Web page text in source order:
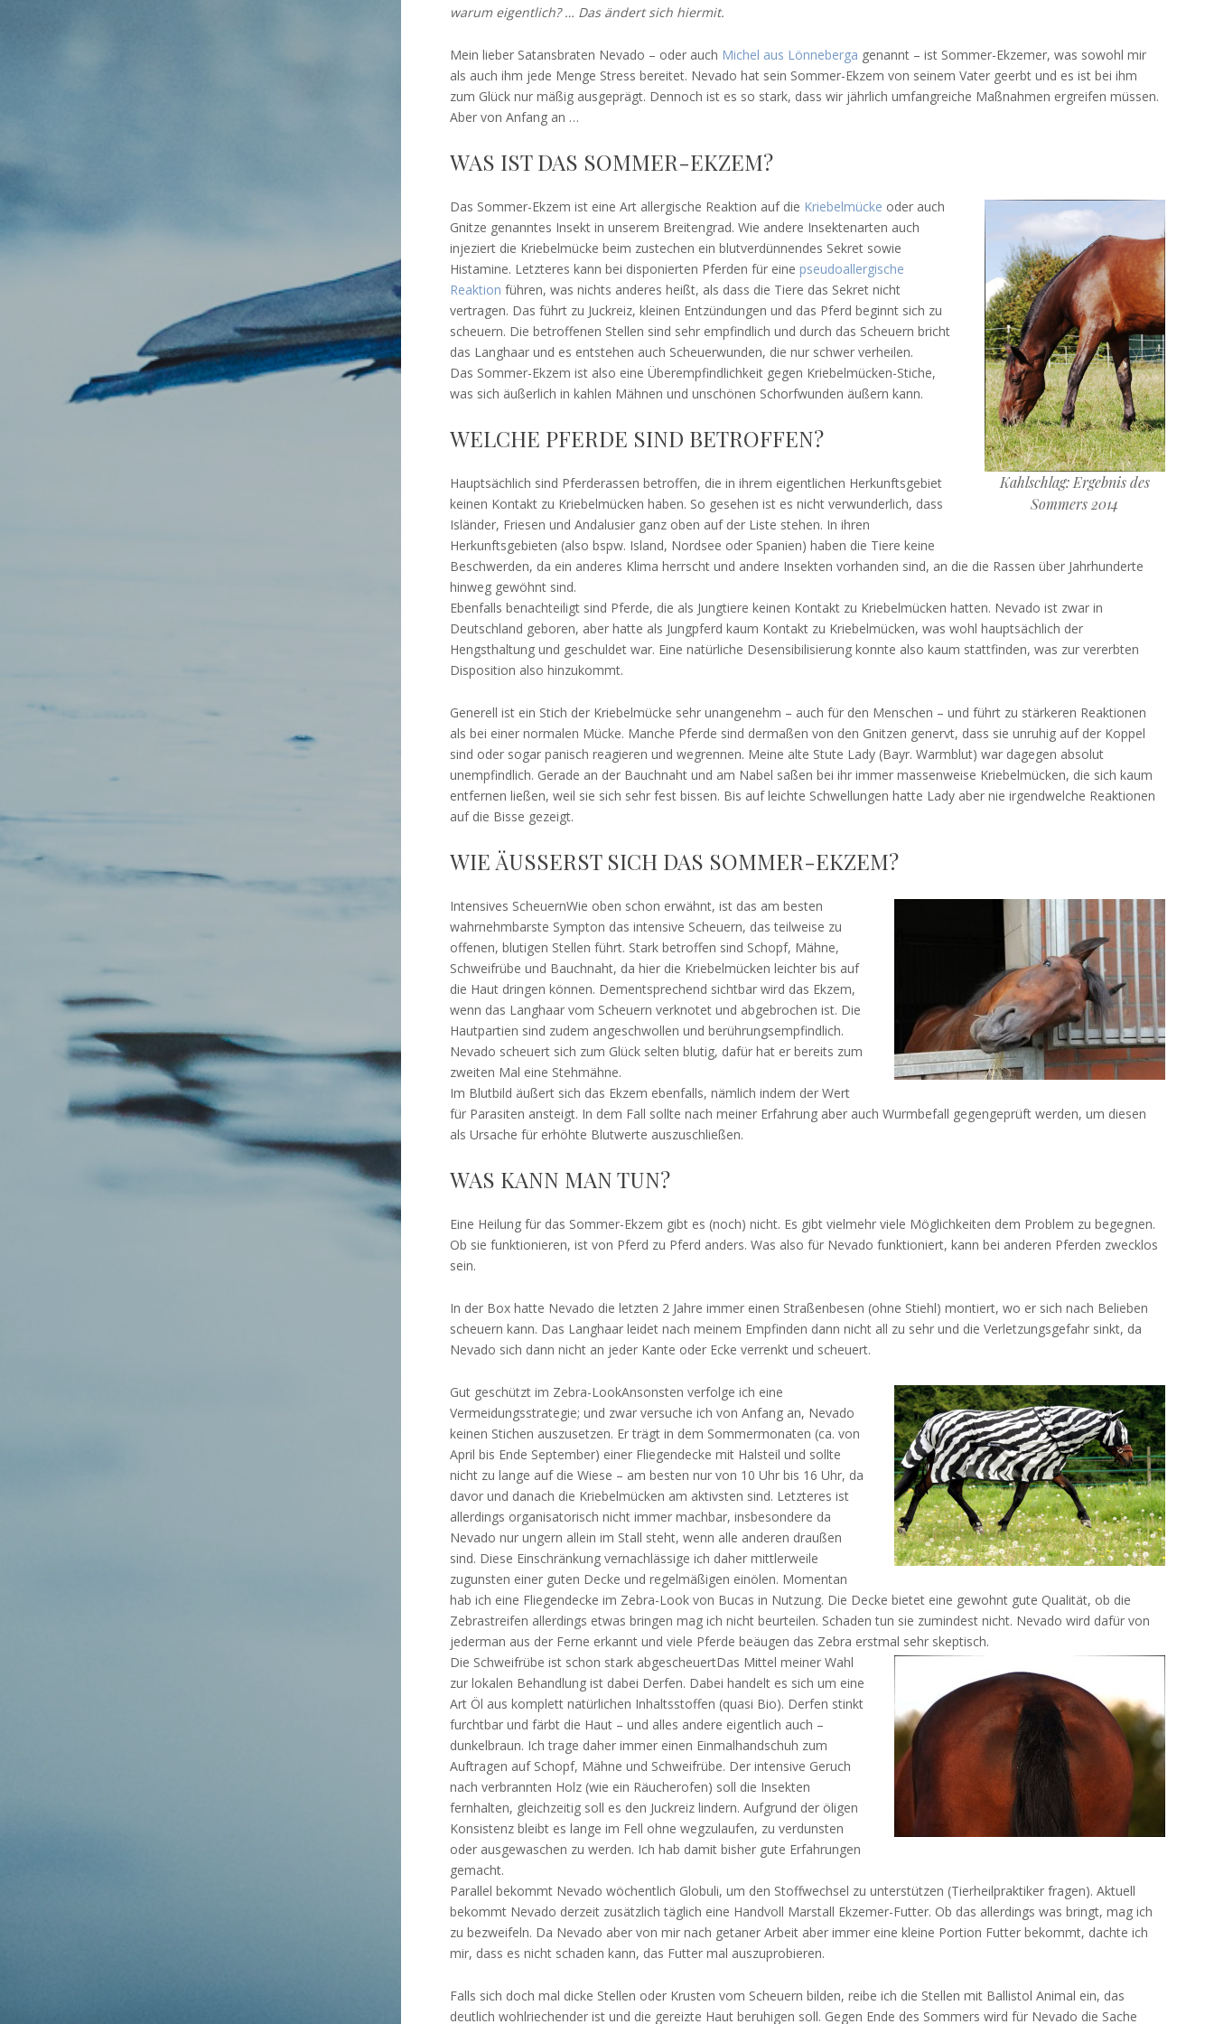
Sommerekzem
warum eigentlich? … Das ändert sich hiermit.
Mein lieber Satansbraten Nevado – oder auch Michel aus Lönneberga genannt – ist Sommer-Ekzemer, was sowohl mir
als auch ihm jede Menge Stress bereitet. Nevado hat sein Sommer-Ekzem von seinem Vater geerbt und es ist bei ihm
zum Glück nur mäßig ausgeprägt. Dennoch ist es so stark, dass wir jährlich umfangreiche Maßnahmen ergreifen müssen.
Aber von Anfang an …
WAS IST DAS SOMMER-EKZEM?
Kahlschlag: Ergebnis des
Sommers 2014
Das Sommer-Ekzem ist eine Art allergische Reaktion auf die Kriebelmücke oder auch
Gnitze genanntes Insekt in unserem Breitengrad. Wie andere Insektenarten auch
injeziert die Kriebelmücke beim zustechen ein blutverdünnendes Sekret sowie
Histamine. Letzteres kann bei disponierten Pferden für eine pseudoallergische
Reaktion führen, was nichts anderes heißt, als dass die Tiere das Sekret nicht
vertragen. Das führt zu Juckreiz, kleinen Entzündungen und das Pferd beginnt sich zu
scheuern. Die betroffenen Stellen sind sehr empfindlich und durch das Scheuern bricht
das Langhaar und es entstehen auch Scheuerwunden, die nur schwer verheilen.
Das Sommer-Ekzem ist also eine Überempfindlichkeit gegen Kriebelmücken-Stiche,
was sich äußerlich in kahlen Mähnen und unschönen Schorfwunden äußern kann.
WELCHE PFERDE SIND BETROFFEN?
Hauptsächlich sind Pferderassen betroffen, die in ihrem eigentlichen Herkunftsgebiet
keinen Kontakt zu Kriebelmücken haben. So gesehen ist es nicht verwunderlich, dass
Isländer, Friesen und Andalusier ganz oben auf der Liste stehen. In ihren
Herkunftsgebieten (also bspw. Island, Nordsee oder Spanien) haben die Tiere keine
Beschwerden, da ein anderes Klima herrscht und andere Insekten vorhanden sind, an die die Rassen über Jahrhunderte
hinweg gewöhnt sind.
Ebenfalls benachteiligt sind Pferde, die als Jungtiere keinen Kontakt zu Kriebelmücken hatten. Nevado ist zwar in
Deutschland geboren, aber hatte als Jungpferd kaum Kontakt zu Kriebelmücken, was wohl hauptsächlich der
Hengsthaltung und geschuldet war. Eine natürliche Desensibilisierung konnte also kaum stattfinden, was zur vererbten
Disposition also hinzukommt.
Generell ist ein Stich der Kriebelmücke sehr unangenehm – auch für den Menschen – und führt zu stärkeren Reaktionen
als bei einer normalen Mücke. Manche Pferde sind dermaßen von den Gnitzen genervt, dass sie unruhig auf der Koppel
sind oder sogar panisch reagieren und wegrennen. Meine alte Stute Lady (Bayr. Warmblut) war dagegen absolut
unempfindlich. Gerade an der Bauchnaht und am Nabel saßen bei ihr immer massenweise Kriebelmücken, die sich kaum
entfernen ließen, weil sie sich sehr fest bissen. Bis auf leichte Schwellungen hatte Lady aber nie irgendwelche Reaktionen
auf die Bisse gezeigt.
WIE ÄUSSERST SICH DAS SOMMER-EKZEM?
Intensives ScheuernWie oben schon erwähnt, ist das am besten
wahrnehmbarste Sympton das intensive Scheuern, das teilweise zu
offenen, blutigen Stellen führt. Stark betroffen sind Schopf, Mähne,
Schweifrübe und Bauchnaht, da hier die Kriebelmücken leichter bis auf
die Haut dringen können. Dementsprechend sichtbar wird das Ekzem,
wenn das Langhaar vom Scheuern verknotet und abgebrochen ist. Die
Hautpartien sind zudem angeschwollen und berührungsempfindlich.
Nevado scheuert sich zum Glück selten blutig, dafür hat er bereits zum
zweiten Mal eine Stehmähne.
Im Blutbild äußert sich das Ekzem ebenfalls, nämlich indem der Wert
für Parasiten ansteigt. In dem Fall sollte nach meiner Erfahrung aber auch Wurmbefall gegengeprüft werden, um diesen
als Ursache für erhöhte Blutwerte auszuschließen.
WAS KANN MAN TUN?
Eine Heilung für das Sommer-Ekzem gibt es (noch) nicht. Es gibt vielmehr viele Möglichkeiten dem Problem zu begegnen.
Ob sie funktionieren, ist von Pferd zu Pferd anders. Was also für Nevado funktioniert, kann bei anderen Pferden zwecklos
sein.
In der Box hatte Nevado die letzten 2 Jahre immer einen Straßenbesen (ohne Stiehl) montiert, wo er sich nach Belieben
scheuern kann. Das Langhaar leidet nach meinem Empfinden dann nicht all zu sehr und die Verletzungsgefahr sinkt, da
Nevado sich dann nicht an jeder Kante oder Ecke verrenkt und scheuert.
Gut geschützt im Zebra-LookAnsonsten verfolge ich eine
Vermeidungsstrategie; und zwar versuche ich von Anfang an, Nevado
keinen Stichen auszusetzen. Er trägt in dem Sommermonaten (ca. von
April bis Ende September) einer Fliegendecke mit Halsteil und sollte
nicht zu lange auf die Wiese – am besten nur von 10 Uhr bis 16 Uhr, da
davor und danach die Kriebelmücken am aktivsten sind. Letzteres ist
allerdings organisatorisch nicht immer machbar, insbesondere da
Nevado nur ungern allein im Stall steht, wenn alle anderen draußen
sind. Diese Einschränkung vernachlässige ich daher mittlerweile
zugunsten einer guten Decke und regelmäßigen einölen. Momentan
hab ich eine Fliegendecke im Zebra-Look von Bucas in Nutzung. Die Decke bietet eine gewohnt gute Qualität, ob die
Zebrastreifen allerdings etwas bringen mag ich nicht beurteilen. Schaden tun sie zumindest nicht. Nevado wird dafür von
jederman aus der Ferne erkannt und viele Pferde beäugen das Zebra erstmal sehr skeptisch.
Die Schweifrübe ist schon stark abgescheuertDas Mittel meiner Wahl
zur lokalen Behandlung ist dabei Derfen. Dabei handelt es sich um eine
Art Öl aus komplett natürlichen Inhaltsstoffen (quasi Bio). Derfen stinkt
furchtbar und färbt die Haut – und alles andere eigentlich auch –
dunkelbraun. Ich trage daher immer einen Einmalhandschuh zum
Auftragen auf Schopf, Mähne und Schweifrübe. Der intensive Geruch
nach verbrannten Holz (wie ein Räucherofen) soll die Insekten
fernhalten, gleichzeitig soll es den Juckreiz lindern. Aufgrund der öligen
Konsistenz bleibt es lange im Fell ohne wegzulaufen, zu verdunsten
oder ausgewaschen zu werden. Ich hab damit bisher gute Erfahrungen
gemacht.
Parallel bekommt Nevado wöchentlich Globuli, um den Stoffwechsel zu unterstützen (Tierheilpraktiker fragen). Aktuell
bekommt Nevado derzeit zusätzlich täglich eine Handvoll Marstall Ekzemer-Futter. Ob das allerdings was bringt, mag ich
zu bezweifeln. Da Nevado aber von mir nach getaner Arbeit aber immer eine kleine Portion Futter bekommt, dachte ich
mir, dass es nicht schaden kann, das Futter mal auszuprobieren.
Falls sich doch mal dicke Stellen oder Krusten vom Scheuern bilden, reibe ich die Stellen mit Ballistol Animal ein, das
deutlich wohlriechender ist und die gereizte Haut beruhigen soll. Gegen Ende des Sommers wird für Nevado die Sache